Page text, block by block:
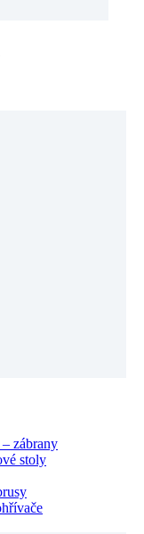
zábrany
stoly